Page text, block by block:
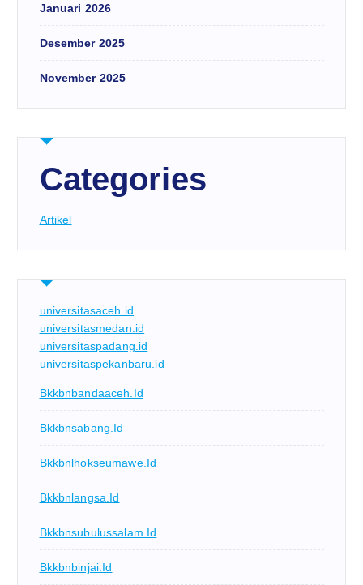
Januari 2026
Desember 2025
November 2025
Categories
Artikel
universitasaceh.id
universitasmedan.id
universitaspadang.id
universitaspekanbaru.id
Bkkbnbandaaceh.id
Bkkbnsabang.id
Bkkbnlhokseumawe.id
Bkkbnlangsa.id
Bkkbnsubulussalam.id
Bkkbnbinjai.id